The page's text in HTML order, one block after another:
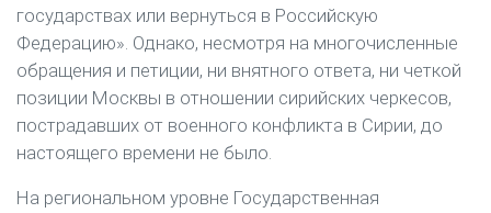
государствах или вернуться в Российскую
Федерацию». Однако, несмотря на многочисленные
обращения и петиции, ни внятного ответа, ни четкой
позиции Москвы в отношении сирийских черкесов,
пострадавших от военного конфликта в Сирии, до
настоящего времени не было.
На региональном уровне Государственная